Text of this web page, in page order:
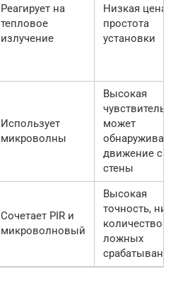
Реагирует на
тепловое
излучение
Низкая цена,
простота
установки
Использует
микроволны
Высокая
может
обнаруживать
движение
стены
Сочетает PIR и
микроволновый
Высокая
точность,
количество
ложных
срабатываний